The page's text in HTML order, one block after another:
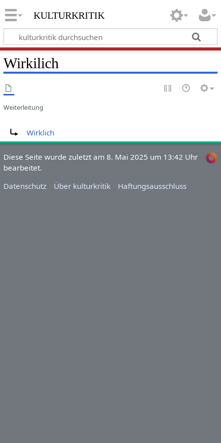
kulturkritik
Wirkilich
Weiterleitung
Wirklich
Diese Seite wurde zuletzt am 8. Mai 2025 um 13:42 Uhr
bearbeitet.
Datenschutz
Über kulturkritik Haftungsausschluss